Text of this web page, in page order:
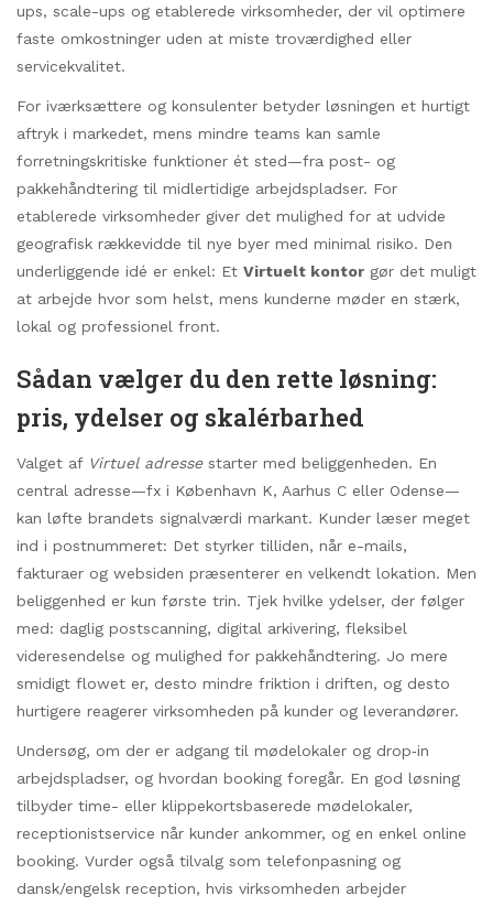
ups, scale-ups og etablerede virksomheder, der vil optimere
faste omkostninger uden at miste troværdighed eller
servicekvalitet.
For iværksættere og konsulenter betyder løsningen et hurtigt
aftryk i markedet, mens mindre teams kan samle
forretningskritiske funktioner ét sted—fra post- og
pakkehåndtering til midlertidige arbejdspladser. For
etablerede virksomheder giver det mulighed for at udvide
geografisk rækkevidde til nye byer med minimal risiko. Den
underliggende idé er enkel: Et Virtuelt kontor gør det muligt
at arbejde hvor som helst, mens kunderne møder en stærk,
lokal og professionel front.
Sådan vælger du den rette løsning:
pris, ydelser og skalérbarhed
Valget af Virtuel adressestarter med beliggenheden. En
central adresse—fx i København K, Aarhus C eller Odense—
kan løfte brandets signalværdi markant. Kunder læser meget
ind i postnummeret: Det styrker tilliden, når e-mails,
fakturaer og websiden præsenterer en velkendt lokation. Men
beliggenhed er kun første trin. Tjek hvilke ydelser, der følger
med: daglig postscanning, digital arkivering, fleksibel
videresendelse og mulighed for pakkehåndtering. Jo mere
smidigt flowet er, desto mindre friktion i driften, og desto
hurtigere reagerer virksomheden på kunder og leverandører.
Undersøg, om der er adgang til mødelokaler og drop‑in
arbejdspladser, og hvordan booking foregår. En god løsning
tilbyder time- eller klippekortsbaserede mødelokaler,
receptionistservice når kunder ankommer, og en enkel online
booking. Vurder også tilvalg som telefonpasning og
dansk/engelsk reception, hvis virksomheden arbejder